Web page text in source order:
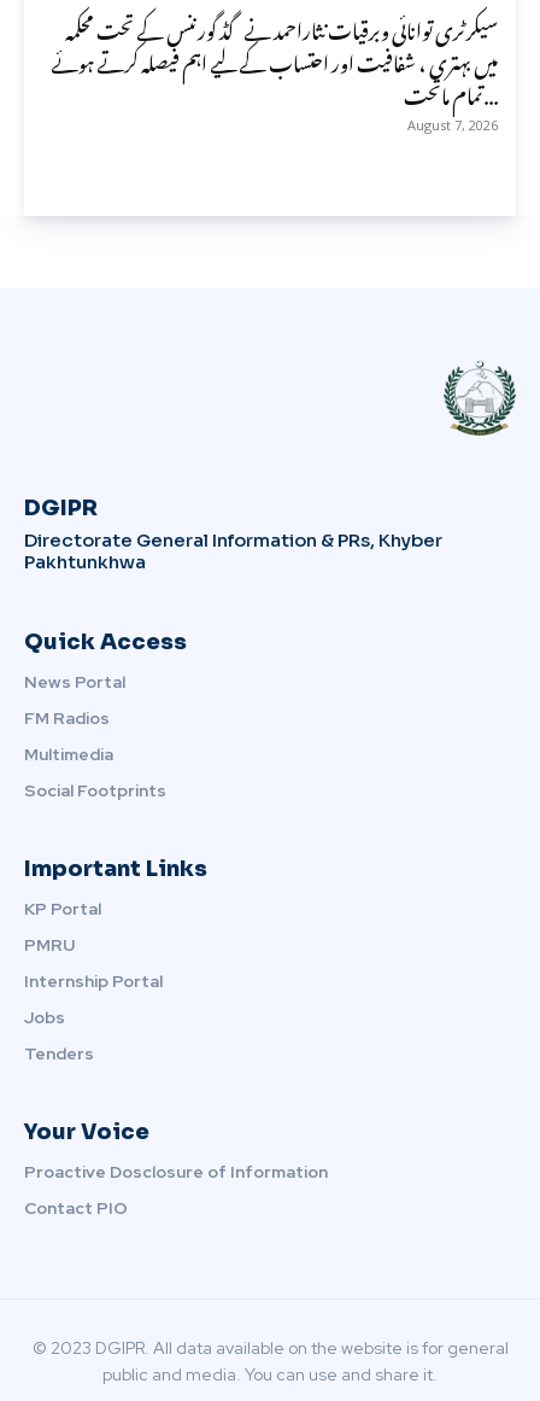
سیکرٹری توانائی وبرقیات نثاراحمد نے گڈ گورننس کے تحت محکمہ
میں بہتری ، شفافیت اور احتساب کے لیے اہم فیصلہ کرتے ہوئے
تمام ماتحت...
August 7, 2026
DGIPR
Directorate General Information & PRs, Khyber
Pakhtunkhwa
Quick Access
News Portal
FM Radios
Multimedia
Social Footprints
Important Links
KP Portal
PMRU
Internship Portal
Jobs
Tenders
Your Voice
Proactive Dosclosure of Information
Contact PIO
© 2023 DGIPR. All data available on the website is for general
public and media. You can use and share it.